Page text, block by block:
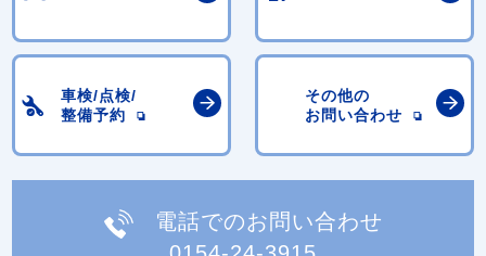
車検/点検/
整備予約
その他の
お問い合わせ
電話でのお問い合わせ